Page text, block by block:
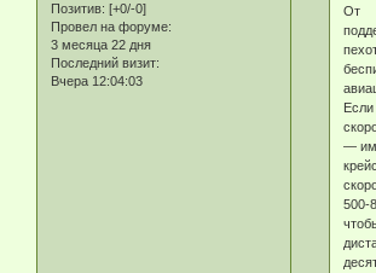
Позитив: [+0/-0]
Провел на форуме:
3 месяца 22 дня
Последний визит:
Вчера 12:04:03
От
— им
500-